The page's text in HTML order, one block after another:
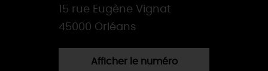
15 rue Eugène Vignat
45000 Orléans
Afficher le numéro